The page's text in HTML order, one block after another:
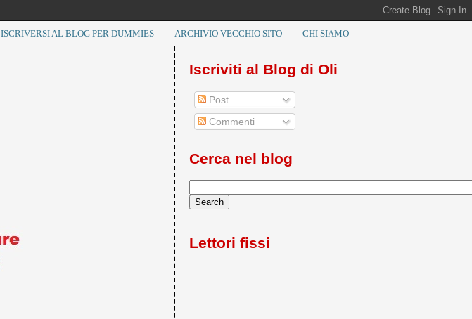
ISCRIVERSI AL BLOG PER DUMMIES ARCHIVIO VECCHIO SITO CHI SIAMO
Iscriviti al Blog di Oli
Post
Commenti
Cerca nel blog
Lettori fissi